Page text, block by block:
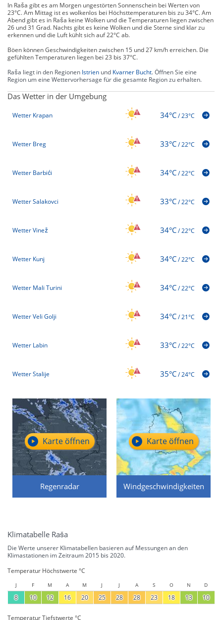
In Raša gibt es am Morgen ungestörten Sonnenschein bei Werten von
23°C. Am Mittag ist es wolkenlos bei Höchsttemperaturen bis zu 34°C. Am
Abend gibt es in Raša keine Wolken und die Temperaturen liegen zwischen
26 und 31 Grad. Nachts gibt es keine Wolken und die Sterne sind klar zu
erkennen und die Luft kühlt sich auf 22°C ab.
Böen können Geschwindigkeiten zwischen 15 und 27 km/h erreichen. Die
gefühlten Temperaturen liegen bei 23 bis 37°C.
Raša liegt in den Regionen Istrien und Kvarner Bucht. Öffnen Sie eine
Region um eine Wettervorhersage für die gesamte Region zu erhalten.
Das Wetter in der Umgebung
Wetter Krapan 34°C/23°C
Wetter Breg 33°C/22°C
Wetter Barbići 34°C/22°C
Wetter Salakovci 33°C/22°C
Wetter Vinež 34°C/22°C
Wetter Kunj 34°C/22°C
Wetter Mali Turini 34°C/22°C
Wetter Veli Golji 34°C/21°C
Wetter Labin 33°C/22°C
Wetter Stalije 35°C/24°C
Regenradar
Karte öffnen
Windgeschwindigkeiten
Karte öffnen
Klimatabelle Raša
Die Werte unserer Klimatabellen basieren auf Messungen an den
Klimastationen im Zeitraum 2015 bis 2020.
Temperatur Höchstwerte °C
J F M A M J J A S O N D
8 10 12 16 20 25 28 28 23 18 13 10
Temperatur Tiefstwerte °C